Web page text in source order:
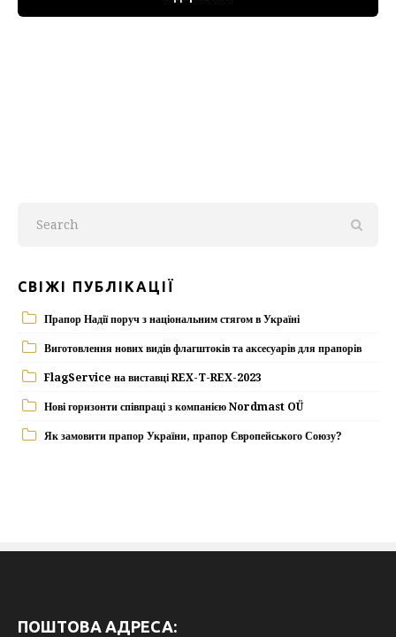
СВІЖІ ПУБЛІКАЦІЇ
Прапор Надії поруч з національним стягом в Україні
Виготовлення нових видів флагштоків та аксесуарів для прапорів
FlagService на виставці REX-T-REX-2023
Нові горизонти співпраці з компанією Nordmast OÜ
Як замовити прапор України, прапор Європейського Союзу?
ПОШТОВА АДРЕСА: